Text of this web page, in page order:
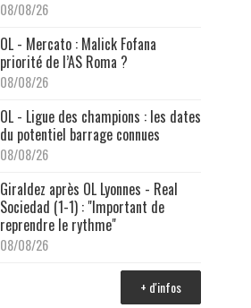
08/08/26
OL - Mercato : Malick Fofana
priorité de l’AS Roma ?
08/08/26
OL - Ligue des champions : les dates
du potentiel barrage connues
08/08/26
Giraldez après OL Lyonnes - Real
Sociedad (1-1) : "Important de
reprendre le rythme"
08/08/26
+ d'infos